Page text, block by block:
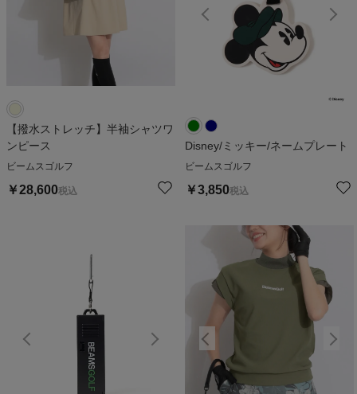
【撥水ストレッチ】半袖シャツワ
ンピース
ビームスゴルフ
￥28,600税込
Disney/ミッキー/ネームプレート
ビームスゴルフ
￥3,850税込